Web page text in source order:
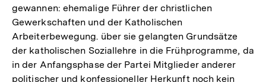
gewannen: ehemalige Führer der christlichen
Gewerkschaften und der Katholischen
Arbeiterbewegung. über sie gelangten Grundsätze
der katholischen Soziallehre in die Frühprogramme, da
in der Anfangsphase der Partei Mitglieder anderer
politischer und konfessioneller Herkunft noch kein